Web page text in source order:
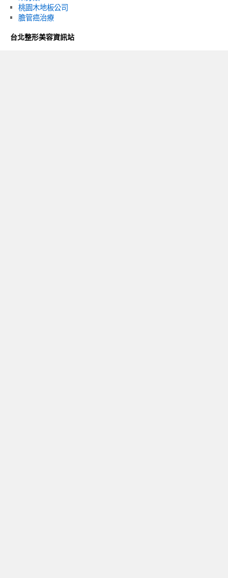
桃園木地板公司
膽管癌治療
台北整形美容資訊站